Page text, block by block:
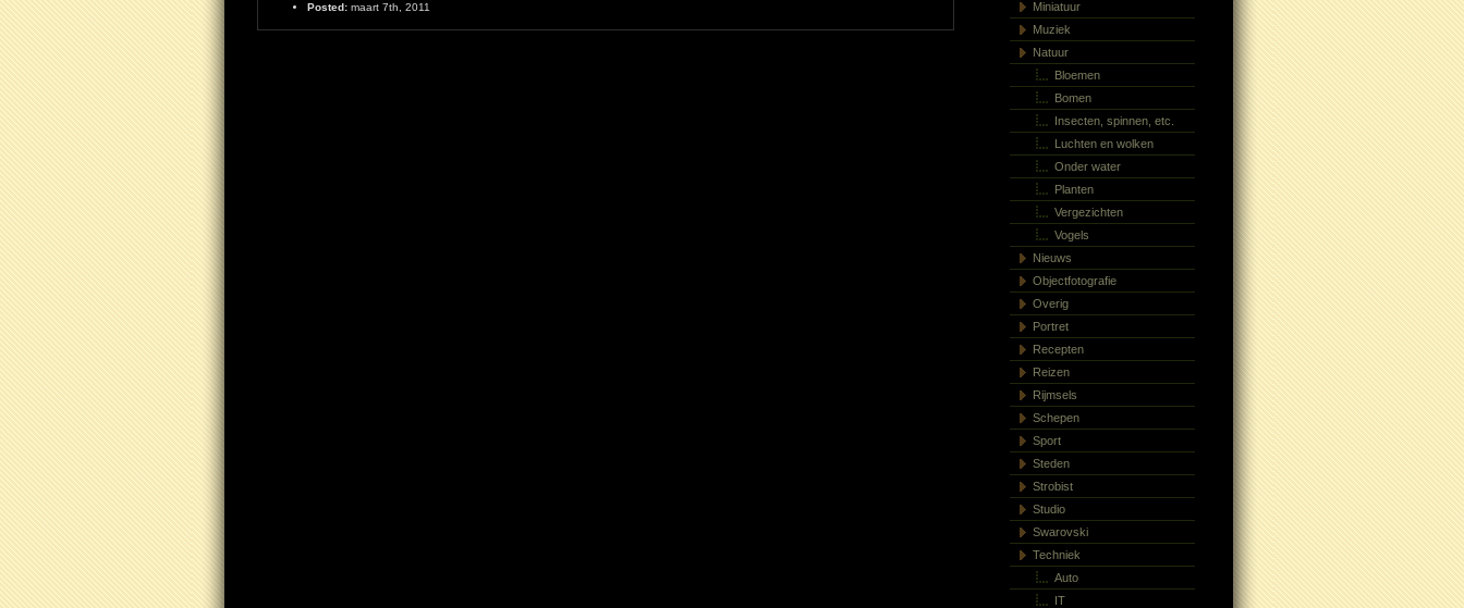
Posted:maart 7th, 2011
Miniatuur
Muziek
Natuur
Bloemen
Bomen
Insecten, spinnen, etc.
Luchten en wolken
Onder water
Planten
Vergezichten
Vogels
Nieuws
Objectfotografie
Overig
Portret
Recepten
Reizen
Rijmsels
Schepen
Sport
Steden
Strobist
Studio
Swarovski
Techniek
Auto
IT